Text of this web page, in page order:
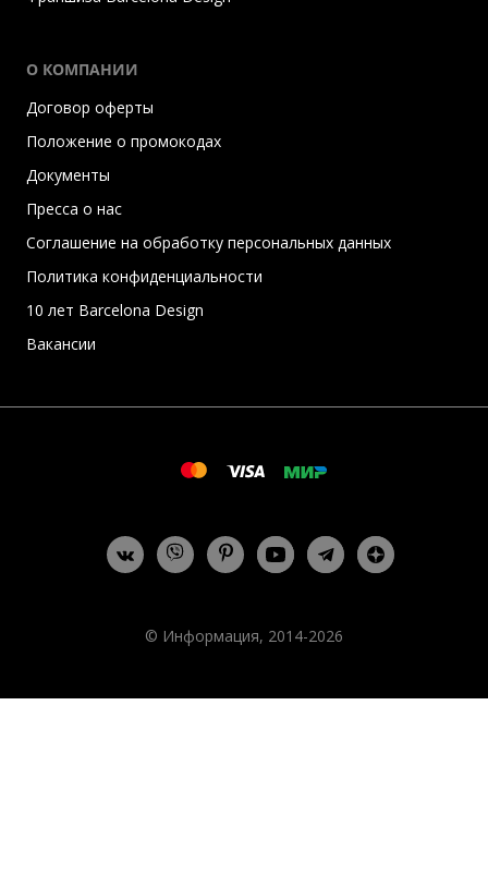
О КОМПАНИИ
Договор оферты
Положение о промокодах
Документы
Пресса о нас
Соглашение на обработку персональных данных
Политика конфиденциальности
10 лет Barcelona Design
Вакансии
© Информация, 2014-2026